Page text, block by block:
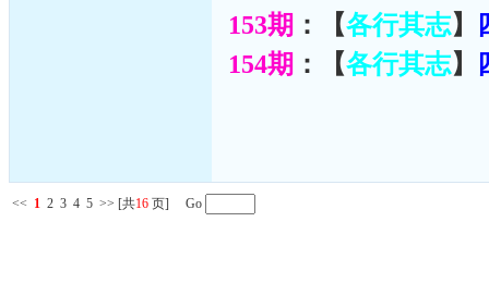
153期 ：【各行其志】
154期 ：【各行其志】
<< 1 2 3 4 5 >> [共16 页] Go